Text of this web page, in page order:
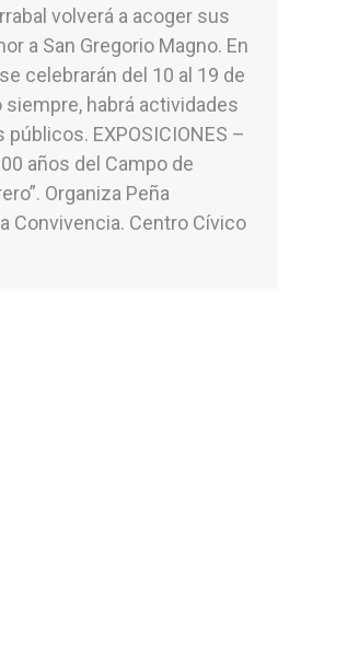
volverá a acoger sus
a San Gregorio Magno. En
celebrarán del 10 al 19 de
siempre, habrá actividades
públicos. EXPOSICIONES –
años del Campo de
Organiza Peña
Convivencia. Centro Cívico